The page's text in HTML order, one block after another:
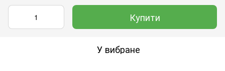
Купити
У вибране